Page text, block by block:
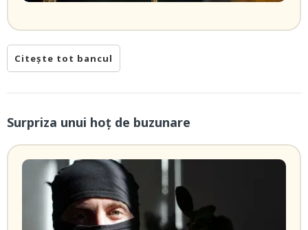
Citește tot bancul
Surpriza unui hoţ de buzunare